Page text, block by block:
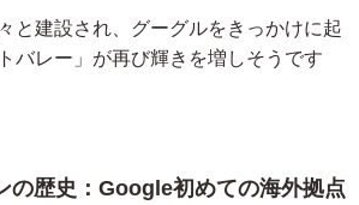
と建設され、グーグルをきっかけに起
バレー」が再び輝きを増しそうです
の歴史：Google初めての海外拠点